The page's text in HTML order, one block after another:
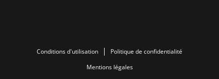
Conditions d'utilisation
Politique de confidentialité
Mentions légales